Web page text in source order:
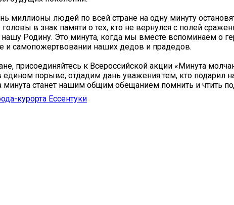
миллионы людей по всей стране на одну минуту
головы в знак памяти о тех, кто не вернулся с полей
Родину. Это минута, когда мы вместе вспоминаем о
и самопожертвовании наших дедов и прадедов.
присоединяйтесь к Всероссийской акции «Минута
едином порыве, отдадим дань уважения тем, кто подарил
минута станет нашим общим обещанием помнить и чтить
курорта Ессентуки